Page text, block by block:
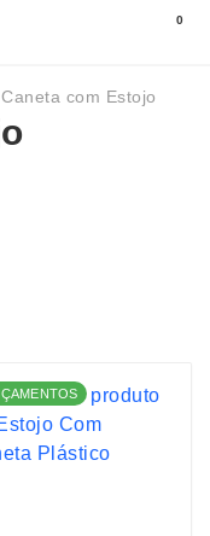
0
Caneta com Estojo